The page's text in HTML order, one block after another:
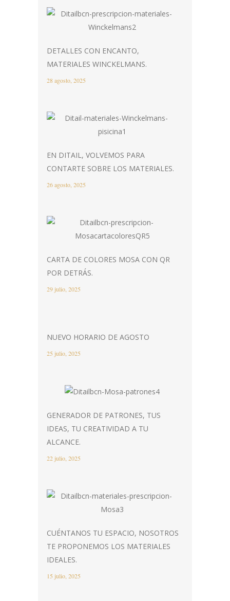
DETALLES CON ENCANTO,
MATERIALES WINCKELMANS.
28 agosto, 2025
EN DITAIL, VOLVEMOS PARA
CONTARTE SOBRE LOS MATERIALES.
26 agosto, 2025
CARTA DE COLORES MOSA CON QR
POR DETRÁS.
29 julio, 2025
NUEVO HORARIO DE AGOSTO
25 julio, 2025
GENERADOR DE PATRONES, TUS
IDEAS, TU CREATIVIDAD A TU
ALCANCE.
22 julio, 2025
CUÉNTANOS TU ESPACIO, NOSOTROS
TE PROPONEMOS LOS MATERIALES
IDEALES.
15 julio, 2025